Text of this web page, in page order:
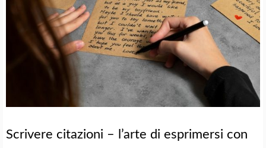
Scrivere citazioni – l’arte di esprimersi con